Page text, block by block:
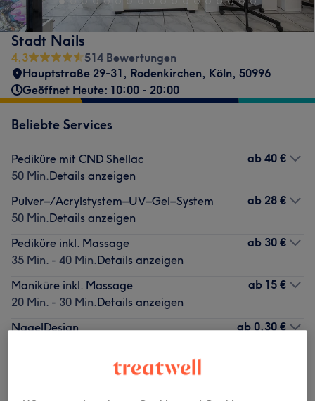
Stadt Nails
4,3
514 Bewertungen
Hauptstraße 29-31, Rodenkirchen, Köln, 50996
Geöffnet Heute: 10:00 - 20:00
Beliebte Services
Pediküre mit CND Shellac
50 Min.Details anzeigen
ab 40 €
Pulver–/Acrylstystem–UV–Gel–System
50 Min.Details anzeigen
ab 28 €
Pediküre inkl. Massage
35 Min. - 40 Min.Details anzeigen
ab 30 €
Maniküre inkl. Massage
20 Min. - 30 Min.Details anzeigen
ab 15 €
NagelDesign
ab 0,30 €